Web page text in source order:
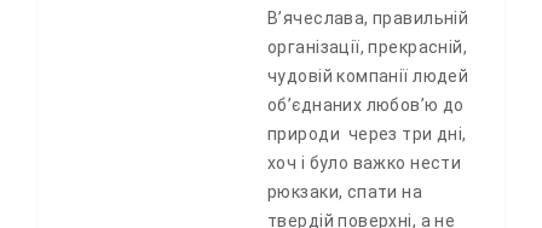
В’ячеслава, правильній
організації, прекрасній,
чудовій компанії людей
об’єднаних любов’ю до
природи ️ через три дні,
хоч і було важко нести
рюкзаки, спати на
твердій поверхні, а не